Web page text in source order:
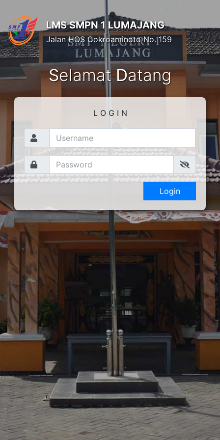
LMS SMPN 1 LUMAJANG
Jalan HOS Cokroaminoto No. 159
SelamatDatang
L O G I N